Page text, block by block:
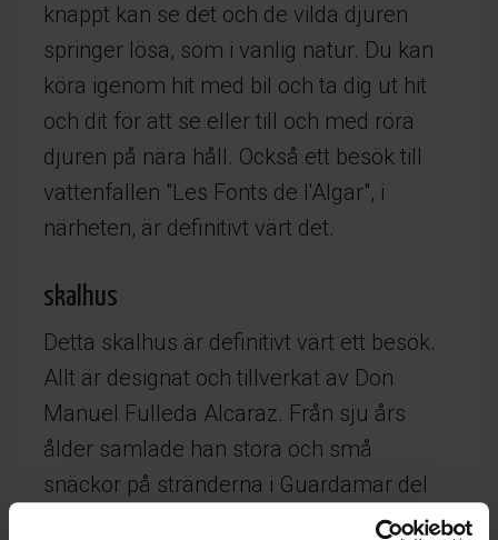
knappt kan se det och de vilda djuren
springer lösa, som i vanlig natur. Du kan
köra igenom hit med bil och ta dig ut hit
och dit för att se eller till och med röra
djuren på nära håll. Också ett besök till
vattenfallen "Les Fonts de l'Algar", i
närheten, är definitivt värt det.
skalhus
Detta skalhus är definitivt värt ett besök.
Allt är designat och tillverkat av Don
Manuel Fulleda Alcaraz. Från sju års
ålder samlade han stora och små
snäckor på stränderna i Guardamar del
Segura och La Manga del Mar Menor.